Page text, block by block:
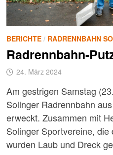
BERICHTE/ RADRENNBAHN
Radrennbahn-
24. März 2024
Am gestrigen Samstag
Solinger Radrennbahn
erweckt. Zusammen mit
Solinger Sportvereine, die
wurden Laub und Dreck